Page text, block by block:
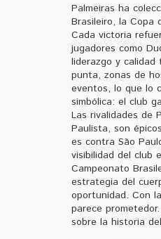
Palmeiras ha
Brasileiro, la Copa
Cada victoria
jugadores como
liderazgo y calidad
punta, zonas de
eventos, lo que lo
simbólica: el club
Las rivalidades de
Paulista, son
es contra São
visibilidad del club
Campeonato
estrategia del
oportunidad. Con
parece
sobre la historia